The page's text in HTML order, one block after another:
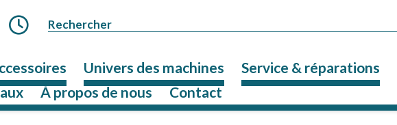
Univers des machines Service & réparations
À propos de nous Contact